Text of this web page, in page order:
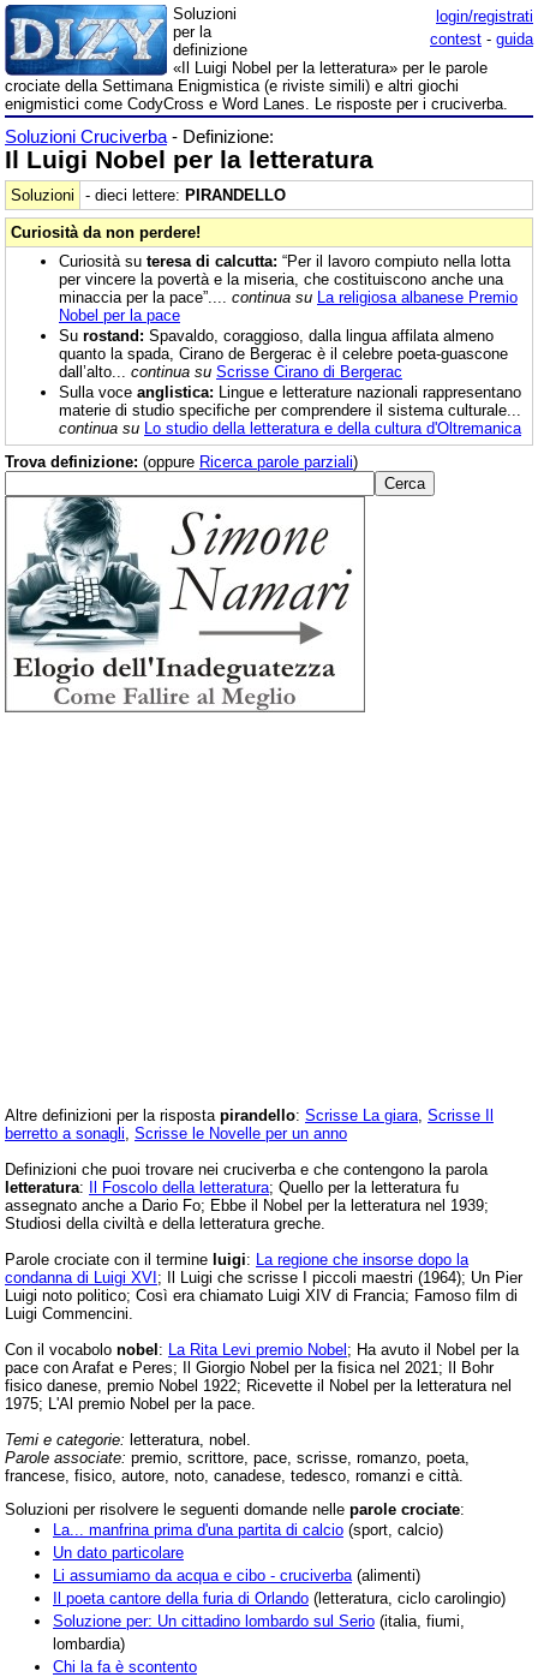
login/registrati
contest - guida
Soluzioni
per la
definizione
«Il Luigi Nobel per la letteratura» per le parole
crociate della Settimana Enigmistica (e riviste simili) e altri giochi
enigmistici come CodyCross e Word Lanes. Le risposte per i cruciverba.
Soluzioni Cruciverba - Definizione:
Il Luigi Nobel per la letteratura
Soluzioni - dieci lettere: PIRANDELLO
Curiosità da non perdere!
Curiosità su teresa di calcutta: “Per il lavoro compiuto nella lotta
per vincere la povertà e la miseria, che costituiscono anche una
minaccia per la pace”.... continua su La religiosa albanese Premio
Nobel per la pace
Su rostand: Spavaldo, coraggioso, dalla lingua affilata almeno
quanto la spada, Cirano de Bergerac è il celebre poeta-guascone
dall’alto... continua su Scrisse Cirano di Bergerac
Sulla voce anglistica: Lingue e letterature nazionali rappresentano
materie di studio specifiche per comprendere il sistema culturale...
continua su Lo studio della letteratura e della cultura d'Oltremanica
Trova definizione: (oppure Ricerca parole parziali)
Altre definizioni per la risposta pirandello: Scrisse La giara Scrisse Il
berretto a sonagli Scrisse le Novelle per un anno
Definizioni che puoi trovare nei cruciverba e che contengono la parola
letteratura: Il Foscolo della letteratura; Quello per la letteratura fu
assegnato anche a Dario Fo; Ebbe il Nobel per la letteratura nel 1939;
Studiosi della civiltà e della letteratura greche.
Parole crociate con il termine luigi: La regione che insorse dopo la
condanna di Luigi XVI; Il Luigi che scrisse I piccoli maestri (1964); Un Pier
Luigi noto politico; Così era chiamato Luigi XIV di Francia; Famoso film di
Luigi Commencini.
Con il vocabolo nobel: La Rita Levi premio Nobel; Ha avuto il Nobel per la
pace con Arafat e Peres; Il Giorgio Nobel per la fisica nel 2021; Il Bohr
fisico danese, premio Nobel 1922; Ricevette il Nobel per la letteratura nel
1975; L'Al premio Nobel per la pace.
Temi e categorie: letteratura, nobel.
Parole associate: premio, scrittore, pace, scrisse, romanzo, poeta,
francese, fisico, autore, noto, canadese, tedesco, romanzi e città.
Soluzioni per risolvere le seguenti domande nelle parole crociate:
La... manfrina prima d'una partita di calcio (sport, calcio)
Un dato particolare
Li assumiamo da acqua e cibo - cruciverba (alimenti)
Il poeta cantore della furia di Orlando (letteratura, ciclo carolingio)
Soluzione per: Un cittadino lombardo sul Serio (italia, fiumi,
lombardia)
Chi la fa è scontento